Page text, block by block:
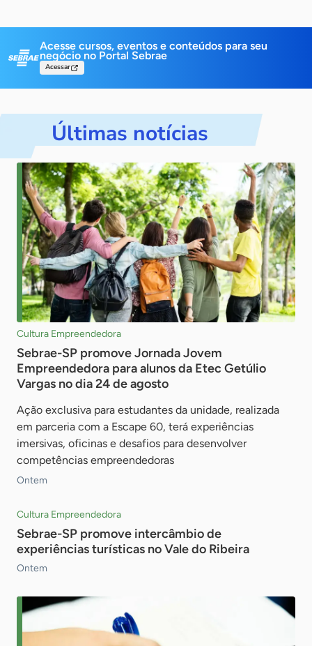
Acesse cursos, eventos e conteúdos para seu
negócio no Portal Sebrae
Acessar
Últimas notícias
Cultura Empreendedora
Sebrae-SP promove Jornada Jovem
Empreendedora para alunos da Etec Getúlio
Vargas no dia 24 de agosto
Ação exclusiva para estudantes da unidade, realizada
em parceria com a Escape 60, terá experiências
imersivas, oficinas e desafios para desenvolver
competências empreendedoras
Ontem
Cultura Empreendedora
Sebrae-SP promove intercâmbio de
experiências turísticas no Vale do Ribeira
Ontem